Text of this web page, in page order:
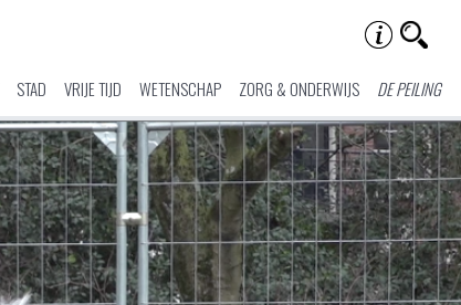
STAD VRIJE TIJD WETENSCHAP ZORG & ONDERWIJS DE PEILING